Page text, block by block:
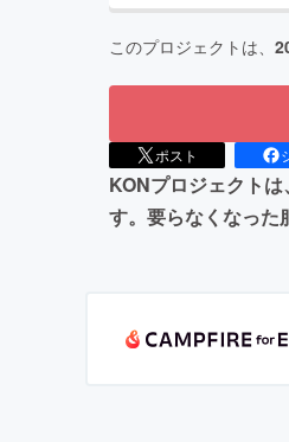
このプロジェクトは、
ポスト
KONプロジェクト
す。要らなくなった